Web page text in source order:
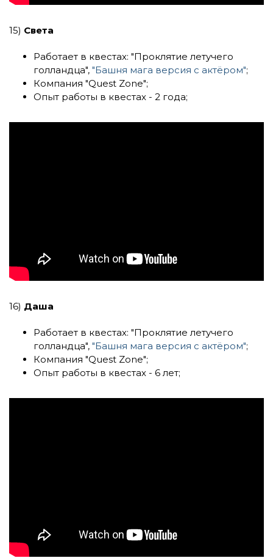
15) Света
Работает в квестах: "Проклятие летучего
голландца", "Башня мага версия с актёром";
Компания "Quest Zone";
Опыт работы в квестах - 2 года;
16) Даша
Работает в квестах: "Проклятие летучего
голландца", "Башня мага версия с актёром";
Компания "Quest Zone";
Опыт работы в квестах - 6 лет;